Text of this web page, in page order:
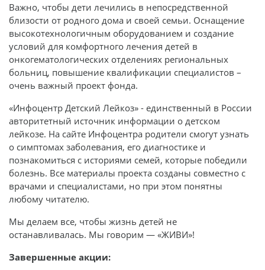
Важно, чтобы дети лечились в непосредственной
близости от родного дома и своей семьи. Оснащение
высокотехнологичным оборудованием и создание
условий для комфортного лечения детей в
онкогематологических отделениях региональных
больниц, повышение квалификации специалистов –
очень важный проект фонда.
«Инфоцентр Детский Лейкоз» - единственный в России
авторитетный источник информации о детском
лейкозе. На сайте Инфоцентра родители смогут узнать
о симптомах заболевания, его диагностике и
познакомиться с историями семей, которые победили
болезнь. Все материалы проекта созданы совместно с
врачами и специалистами, но при этом понятны
любому читателю.
Мы делаем все, чтобы жизнь детей не
останавливалась. Мы говорим — «ЖИВИ»!
Завершенные акции: